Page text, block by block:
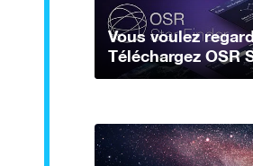
Vous voulez
Téléchargez OSR